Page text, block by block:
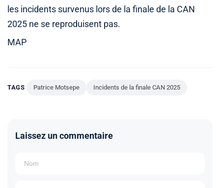
les incidents survenus lors de la finale de la CAN
2025 ne se reproduisent pas.
MAP
TAGS Patrice Motsepe Incidents de la finale CAN 2025
Laissez un commentaire